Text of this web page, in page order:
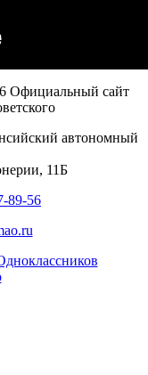
Официальный сайт
автономный
11Б
89-56